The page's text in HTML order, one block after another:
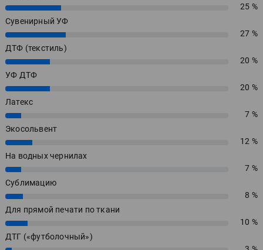
25%
25 %
Сувенирный УФ
27%
27 %
ДТФ (текстиль)
20%
20 %
УФ ДТФ
20%
20 %
Латекс
7%
7 %
Экосольвент
12%
12 %
На водных чернилах
7%
7 %
Сублимацию
8%
8 %
Для прямой печати по ткани
10%
10 %
ДТГ («футболочный»)